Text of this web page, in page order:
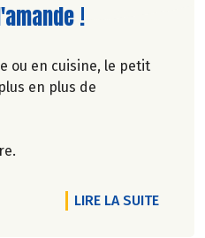
!
ou en cuisine, le petit
en plus de
LIRE LA SUITEDE